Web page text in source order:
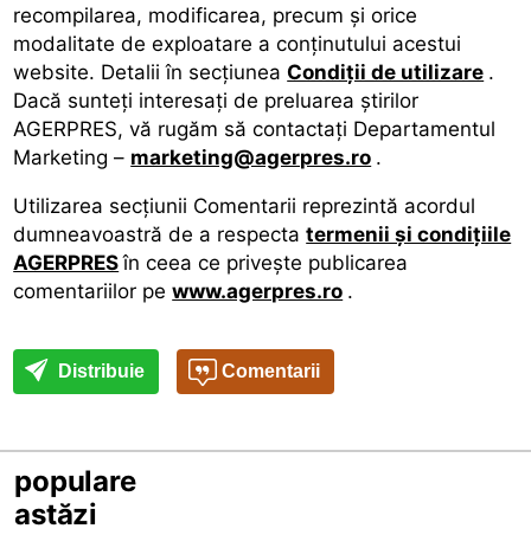
recompilarea, modificarea, precum şi orice
modalitate de exploatare a conţinutului acestui
website. Detalii în secţiuneaCondiții de utilizare .
Dacă sunteţi interesaţi de preluarea ştirilor
AGERPRES, vă rugăm să contactați Departamentul
Marketing – marketing@agerpres.ro .
Utilizarea secţiunii Comentarii reprezintă acordul
dumneavoastră de a respectatermenii şi condiţiile
AGERPRES în ceea ce priveşte publicarea
comentariilor pewww.agerpres.ro .
Distribuie Comentarii
populare
astăzi